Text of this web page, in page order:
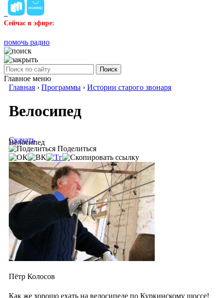
Сейчас в эфире:
помочь радио
Поиск
Главное меню
Главная › Программы › Истории старого звонаря
Велосипед
Велосипед
Скачать
Поделиться
Пётр Колосов
Как же хорошо ехать на велосипеде по Куркинскому шоссе!